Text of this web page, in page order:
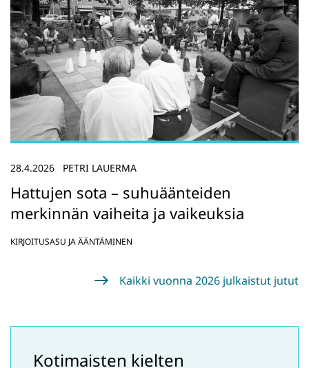
Hattujen sota – suhuäänteiden
merkinnän vaiheita ja vaikeuksia
28.4.2026 PETRI LAUERMA
KIRJOITUSASU JA ÄÄNTÄMINEN
Kaikki vuonna 2026 julkaistut jutut
Kotimaisten kielten